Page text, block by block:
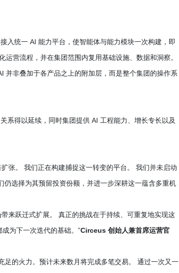
入统一 AI 能力平台，使智能体与能力模块一次构建，即
营流程，并在集团范围内复用基础设施、数据和洞察。
并非叠加于各产品之上的附加层，而是整个集团的操作系
系得以延续，同时集团提供 AI 工程能力、增长专长以及
张。 我们正在构建捕捉这一转变的平台。 我们并未启动
选择为其预留投资份额，并进一步深耕这一蕴含多重机
来跃迁式扩展。 真正的挑战在于持续、可重复地实现这
为下一次迭代的基础。”Circeus 创始人兼首席运营官
的火力。预计未来数月将完成多笔交易。 通过一次又一